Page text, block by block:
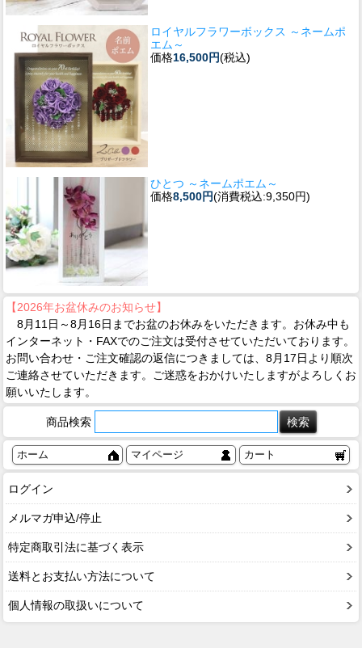
ロイヤルフラワーボックス ～ネームポ
エム～
価格16,500円(税込)
ひとつ ～ネームポエム～
価格8,500円(消費税込:9,350円)
【2026年お盆休みのお知らせ】
8月11日～8月16日までお盆のお休みをいただきます。お休み中も
インターネット・FAXでのご注文は受付させていただいております。
お問い合わせ・ご注文確認の返信につきましては、8月17日より順次
ご連絡させていただきます。ご迷惑をおかけいたしますがよろしくお
願いいたします。
商品検索
ホーム マイページ カート
ログイン
メルマガ申込/停止
特定商取引法に基づく表示
送料とお支払い方法について
個人情報の取扱いについて